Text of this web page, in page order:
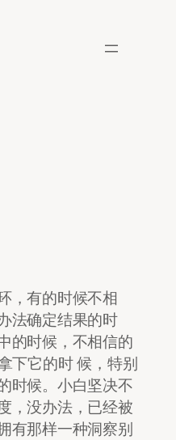
，有的时候不相
法确定结果的时
的时候，不相信的
下它的时 候，特别
时候。小白坚决不
，没办法，已经被
有那样一种洞察别